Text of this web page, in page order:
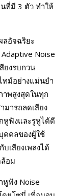
ที่มี 3 ตัว ทำให้
อัจฉริยะ
Noise
ยงรบกวน
ทม์อย่างแม่นยำ
าพสูงสุดในทุก
มารถลดเสียง
หูฟังและรูหูได้ดี
คคลของผู้ใช้
เสียงเพลงได้
อม
หูฟัง Noise